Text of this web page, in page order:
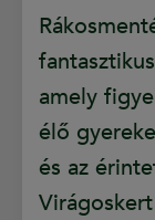
amely
élő
és az